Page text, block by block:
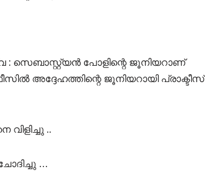
സെബാസ്റ്റ്യൻ പോളിന്റെ ജൂനിയറാണ്
അദ്ദേഹത്തിന്റെ ജൂനിയറായി പ്രാക്ടീസ്
വിളിച്ചു ..
…